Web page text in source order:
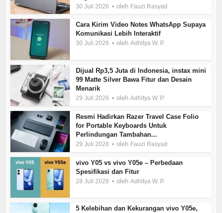
30 Juli 2026 oleh Fauzi Rasyad
Cara Kirim Video Notes WhatsApp Supaya
Komunikasi Lebih Interaktif
30 Juli 2026 olehAdhitya W. P.
Dijual Rp3,5 Juta di Indonesia, instax mini
99 Matte Silver Bawa Fitur dan Desain
Menarik
29 Juli 2026 olehAdhitya W. P.
Resmi Hadirkan Razer Travel Case Folio
for Portable Keyboards Untuk
Perlindungan Tambahan...
29 Juli 2026 oleh Fauzi Rasyad
vivo Y05 vs vivo Y05e – Perbedaan
Spesifikasi dan Fitur
28 Juli 2026 olehAdhitya W. P.
5 Kelebihan dan Kekurangan vivo Y05e,